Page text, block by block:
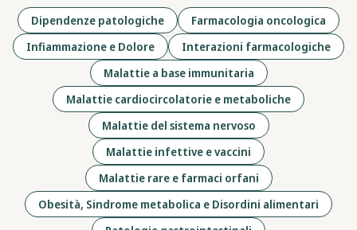
Dipendenze patologiche
Farmacologia oncologica
Infiammazione e Dolore
Interazioni farmacologiche
Malattie a base immunitaria
Malattie cardiocircolatorie e metaboliche
Malattie del sistema nervoso
Malattie infettive e vaccini
Malattie rare e farmaci orfani
Obesità, Sindrome metabolica e Disordini alimentari